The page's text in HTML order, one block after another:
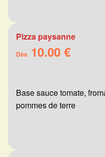
Pizza paysanne
Dès 10.00 €
Base sauce tomate,
pommes de terre